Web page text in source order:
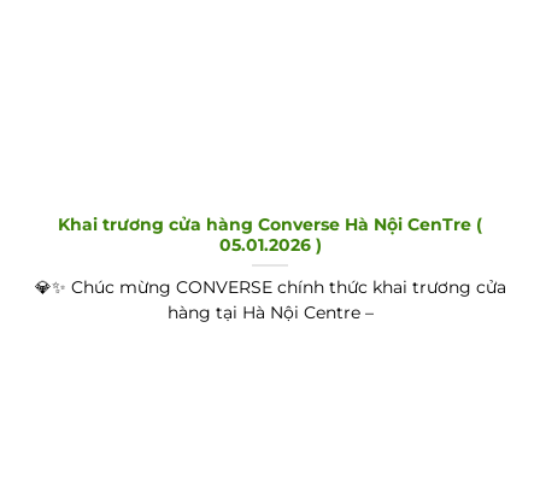
Khai trương cửa hàng Converse Hà Nội CenTre (
05.01.2026 )
💎✨ Chúc mừng CONVERSE chính thức khai trương cửa
hàng tại Hà Nội Centre –